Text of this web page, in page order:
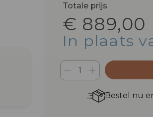
Totale prijs
€ 889,00
In plaats
Bestel nu